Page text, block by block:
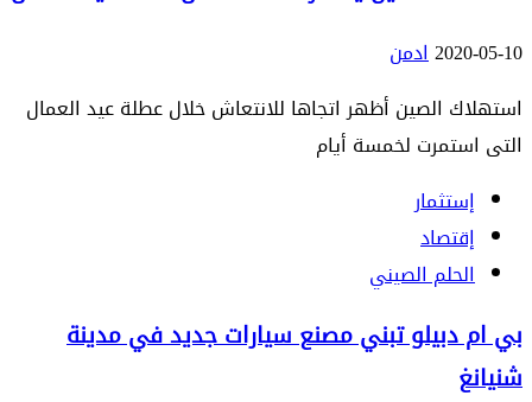
2020-05-10ادمن
استهلاك الصين أظهر اتجاها للانتعاش خلال عطلة عيد العمال
التى استمرت لخمسة أيام
إستثمار
إقتصاد
الحلم الصيني
بي ام دبيلو تبني مصنع سيارات جديد في مدينة
شنيانغ